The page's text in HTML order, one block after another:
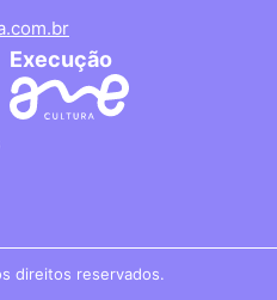
Execução
direitos reservados.